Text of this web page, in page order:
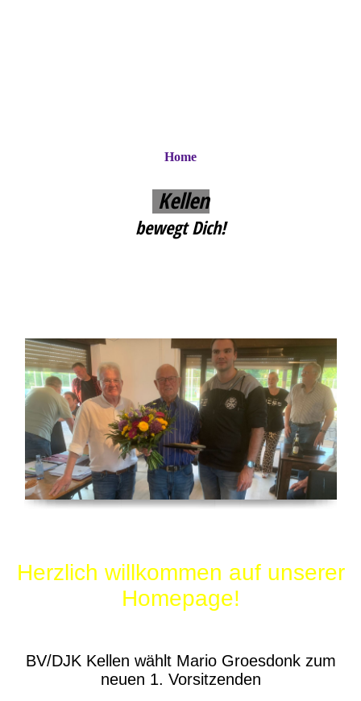
Kellen
bewegt Dich!
Home
Herzlich willkommen auf unserer
Homepage!
BV/DJK Kellen wählt Mario Groesdonk zum
neuen 1. Vorsitzenden